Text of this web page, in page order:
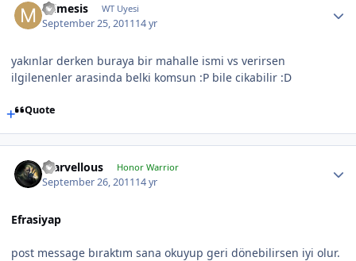
mimesis WT Uyesi
September 25, 201114 yr
yakınlar derken buraya bir mahalle ismi vs verirsen
ilgilenenler arasinda belki komsun :P bile cikabilir :D
Quote
marvellous Honor Warrior
September 26, 201114 yr
Efrasiyap
post message bıraktım sana okuyup geri dönebilirsen iyi olur.